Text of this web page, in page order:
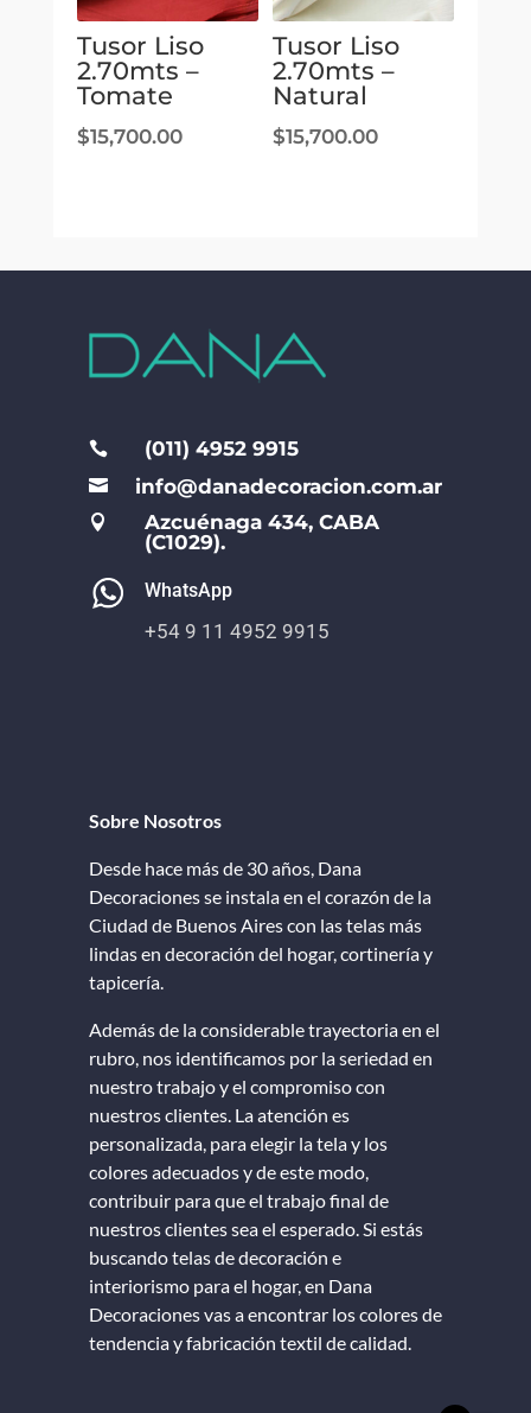
Tusor Liso
2.70mts –
Tomate
$15,700.00
Tusor Liso
2.70mts –
Natural
$15,700.00
 (011) 4952 9915
 info@danadecoracion.com.ar

Azcuénaga 434, CABA
(C1029).
WhatsApp
+54 9 11 4952 9915
Sobre Nosotros
Desde hace más de 30 años, Dana
Decoraciones se instala en el corazón de la
Ciudad de Buenos Aires con las telas más
lindas en decoración del hogar, cortinería y
tapicería.
Además de la considerable trayectoria en el
rubro, nos identificamos por la seriedad en
nuestro trabajo y el compromiso con
nuestros clientes. La atención es
personalizada, para elegir la tela y los
colores adecuados y de este modo,
contribuir para que el trabajo final de
nuestros clientes sea el esperado. Si estás
buscando telas de decoración e
interiorismo para el hogar, en Dana
Decoraciones vas a encontrar los colores de
tendencia y fabricación textil de calidad.